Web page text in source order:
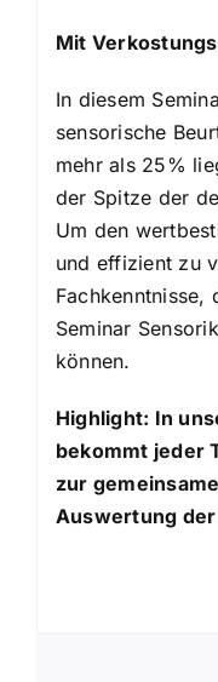
Mit
In diesem
sensorische
mehr als 25%
der Spitze der
Um den
und effizient zu
Fachkenntnisse,
Seminar
können.
Highlight: In
bekommt jeder
zur
Auswertung